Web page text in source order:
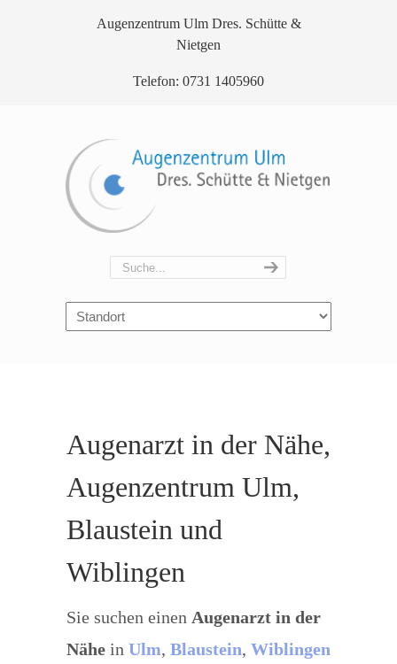
Augenzentrum Ulm Dres. Schütte &
Nietgen
Telefon: 0731 1405960
Navigation
Augenarzt in der Nähe,
Augenzentrum Ulm,
Blaustein und
Wiblingen
Sie suchen einen Augenarzt in der
Nähein Ulm, Blaustein, Wiblingen